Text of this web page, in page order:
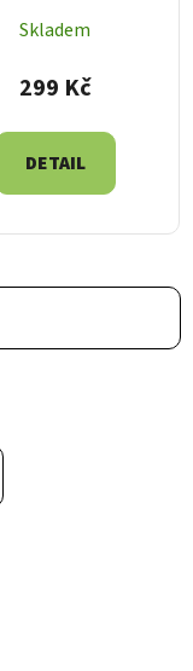
Skladem
299 Kč
DETAIL